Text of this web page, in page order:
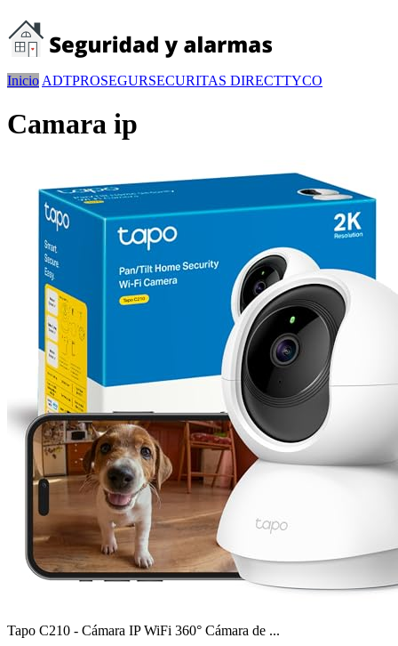
Inicio ADTPROSEGURSECURITAS DIRECTTYCO
Camara ip
Tapo C210 - Cámara IP WiFi 360° Cámara de ...